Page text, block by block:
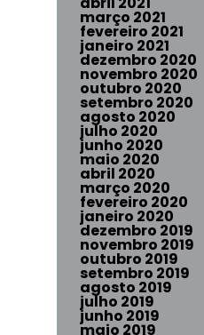
março 2021
fevereiro 2021
janeiro 2021
dezembro 2020
novembro 2020
outubro 2020
setembro 2020
agosto 2020
julho 2020
junho 2020
maio 2020
abril 2020
março 2020
fevereiro 2020
janeiro 2020
dezembro 2019
novembro 2019
outubro 2019
setembro 2019
agosto 2019
julho 2019
junho 2019
maio 2019